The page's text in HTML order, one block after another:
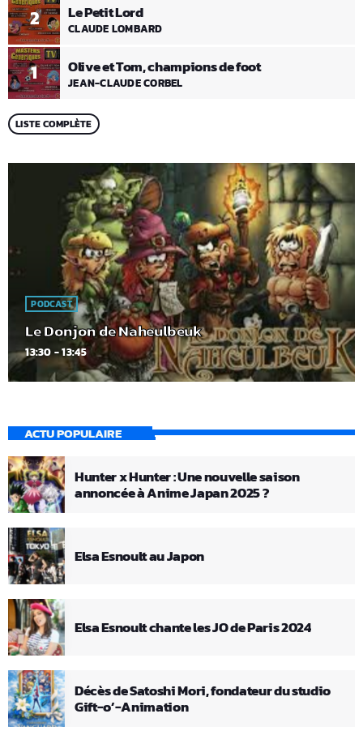
1 Olive et Tom, champions de foot
JEAN-CLAUDE CORBEL
2 Le Petit Lord
CLAUDE LOMBARD
LISTE COMPLÈTE
PODCAST
Le Donjon de Naheulbeuk
13:30 - 13:45
ACTU POPULAIRE
Hunter x Hunter : Une nouvelle saison
annoncée à Anime Japan 2025 ?
Elsa Esnoult au Japon
Elsa Esnoult chante les JO de Paris 2024
Décès de Satoshi Mori, fondateur du studio
Gift-o’-Animation